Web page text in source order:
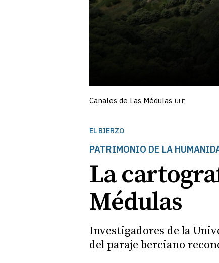
Canales de Las Médulas ULE
EL BIERZO
PATRIMONIO DE LA
La
Médulas
Investigadores de la
del paraje berciano